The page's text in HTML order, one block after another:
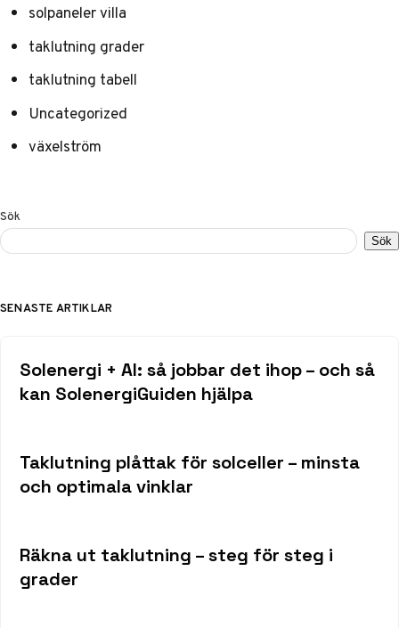
solpaneler villa
taklutning grader
taklutning tabell
Uncategorized
växelström
Sök
Sök
SENASTE ARTIKLAR
Solenergi + AI: så jobbar det ihop – och så
kan SolenergiGuiden hjälpa
Taklutning plåttak för solceller – minsta
och optimala vinklar
Räkna ut taklutning – steg för steg i
grader